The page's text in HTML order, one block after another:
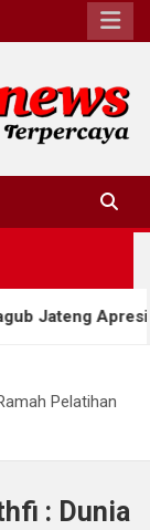
Apresiasi
Pelatihan
: Dunia